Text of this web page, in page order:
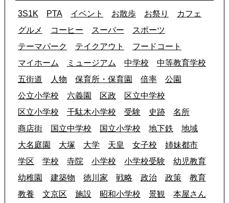
3S1K PTA イベント お散歩 お祭り
カフェ
グルメ
コーヒー スーパー
スポーツ
テーマパーク
テイクアウト
フードコート
マイホーム
ミュージアム 中学校
中等教育学校
五街道
人物 保育所・保育園 倍率
公園
公立小学校
六義園 区政
区立中学校
区立小学校
千駄木小学校 受験 史跡
名所
商店街
国立中学校 国立小学校 地下鉄
地域
大名庭園
大塚 大学 天皇 女子校
姉妹都市
学区
学校 寺院 小学校 小学校受験
幼児教育
幼稚園
建築物 徳川家 戦略 政治 政策
教育
教養
文京区 施設 昭和小学校 景観
本屋さん